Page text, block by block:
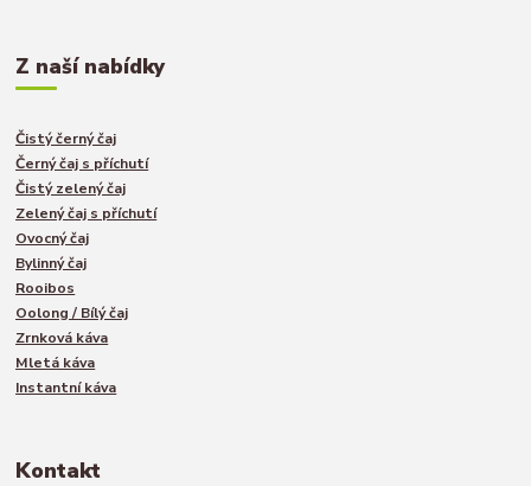
Z naší nabídky
Čistý černý čaj
Černý čaj s příchutí
Čistý zelený čaj
Zelený čaj s příchutí
Ovocný čaj
Bylinný čaj
Rooibos
Oolong / Bílý čaj
Zrnková káva
Mletá káva
Instantní káva
Kontakt